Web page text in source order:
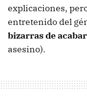
explicaciones,
entretenido del
bizarras de
asesino).